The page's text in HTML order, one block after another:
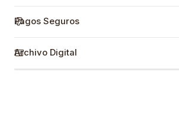
Pagos Seguros
Archivo Digital